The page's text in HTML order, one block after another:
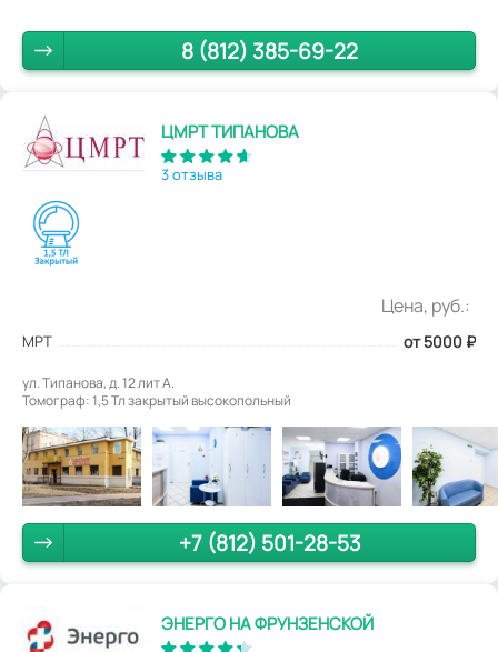
8 (812) 385-69-22
ЦМРТ ТИПАНОВА
3 отзыва
Цена, руб.:
МРТ от 5000 ₽
ул. Типанова, д. 12 лит А.
Томограф: 1,5 Тл закрытый высокопольный
+7 (812) 501-28-53
ЭНЕРГО НА ФРУНЗЕНСКОЙ